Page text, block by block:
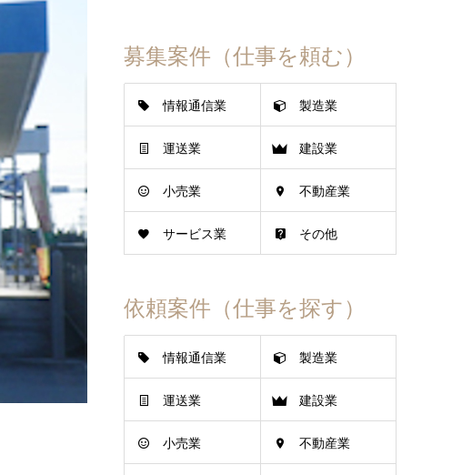
募集案件（仕事を頼む）
情報通信業 製造業
運送業 建設業
小売業 不動産業
サービス業 その他
依頼案件（仕事を探す）
情報通信業 製造業
運送業 建設業
小売業 不動産業